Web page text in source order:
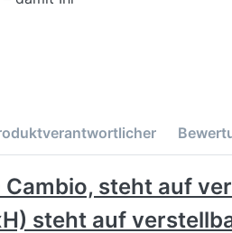
steht auf
steht auf